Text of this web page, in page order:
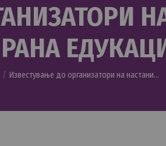
Известување до организатори на настани…